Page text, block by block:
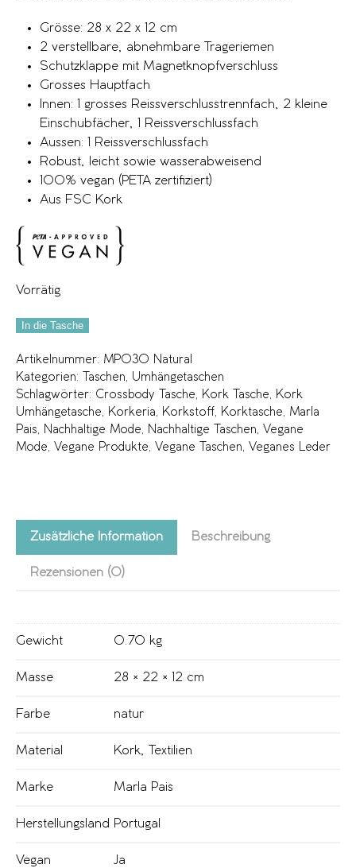
Grösse: 28 x 22 x 12 cm
2 verstellbare, abnehmbare Trageriemen
Schutzklappe mit Magnetknopfverschluss
Grosses Hauptfach
Innen: 1 grosses Reissverschlusstrennfach, 2 kleine
Einschubfächer, 1 Reissverschlussfach
Aussen: 1 Reissverschlussfach
Robust, leicht sowie wasserabweisend
100% vegan (PETA zertifiziert)
Aus FSC Kork
Vorrätig
In die Tasche
Artikelnummer: MP030 Natural
Kategorien:
Taschen, Umhängetaschen
Schlagwörter: Crossbody Tasche, Kork Tasche, Kork
Umhängetasche, Korkeria, Korkstoff, Korktasche, Marla
Pais, Nachhaltige Mode, Nachhaltige Taschen, Vegane
Mode, Vegane Produkte, Vegane Taschen, Veganes Leder
Zusätzliche Information Beschreibung
Rezensionen (0)
Gewicht 0.70 kg
Masse 28 × 22 × 12 cm
Farbe natur
Material Kork Textilien
Marke Marla Pais
Herstellungsland Portugal
Vegan Ja